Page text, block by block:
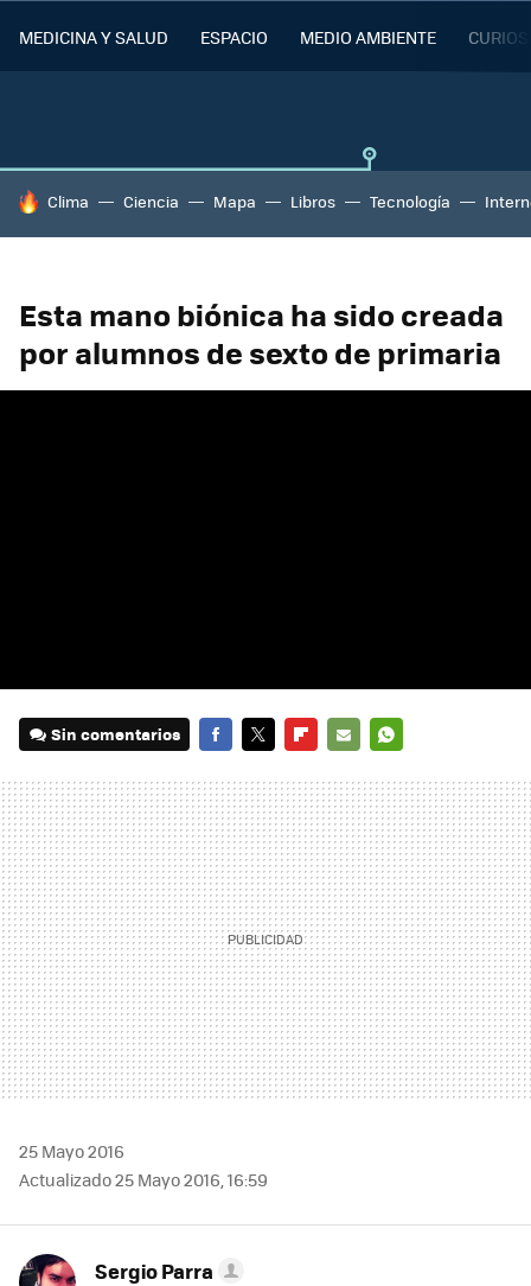
MEDICINA Y SALUD ESPACIO MEDIO AMBIENTE
HOY SE HABLA DE
Clima Ciencia Mapa Libros Tecnología
Esta mano biónica ha sido creada
por alumnos de sexto de primaria
Sin comentarios
MAIL
25 Mayo 2016
Actualizado 25 Mayo 2016, 16:59
Sergio Parra